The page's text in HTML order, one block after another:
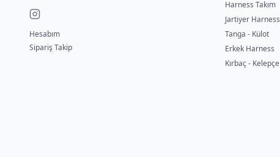
Hesabım
Sipariş Takip
Harness Takım
Jartiyer Harness
Tanga - Külot
Erkek Harness
Kırbaç - Kelepçe